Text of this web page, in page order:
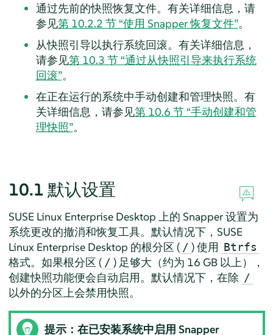
通过先前的快照恢复文件。有关详细信息，请
参见第 10.2.2 节 “使用 Snapper 恢复文件”。
从快照引导以执行系统回滚。有关详细信息，
请参见第 10.3 节 “通过从快照引导来执行系统
回滚”。
在正在运行的系统中手动创建和管理快照。有
关详细信息，请参见第 10.6 节 “手动创建和管
理快照”。
10.1 默认设置
SUSE Linux Enterprise Desktop 上的 Snapper 设置为
系统更改的撤消和恢复工具。默认情况下， SUSE
Linux Enterprise Desktop 的根分区 ( / ) 使用 Btrfs
格式。如果根分区 ( / ) 足够大（约为 16 GB 以上），
创建快照功能便会自动启用。默认情况下，在除 /
以外的分区上会禁用快照。
提示：在已安装系统中启用 Snapper